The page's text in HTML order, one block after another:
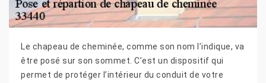
Le chapeau de cheminée, comme son nom l’indique, va
être posé sur son sommet. C’est un dispositif qui
permet de protéger l’intérieur du conduit de votre